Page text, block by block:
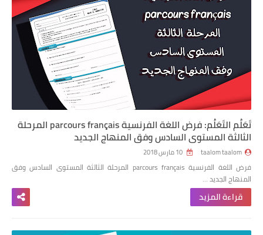
تَعَلُم التَعَلُم: فرض اللغة الفرنسية parcours français المرحلة
الثالثة المستوى السادس وفق المنهاج الجديد
taalom taalom
فرض اللغة الفرنسية parcours français المرحلة الثالثة المستوى السادس وفق
المنهاج الجديد …
قراءة المزيد